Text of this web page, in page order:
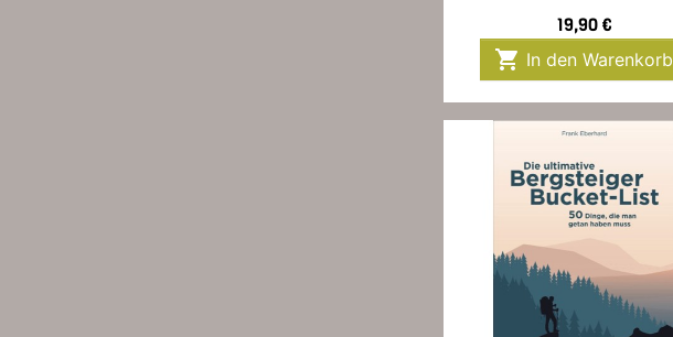
Preis
19,90 €
 In den Warenkorb